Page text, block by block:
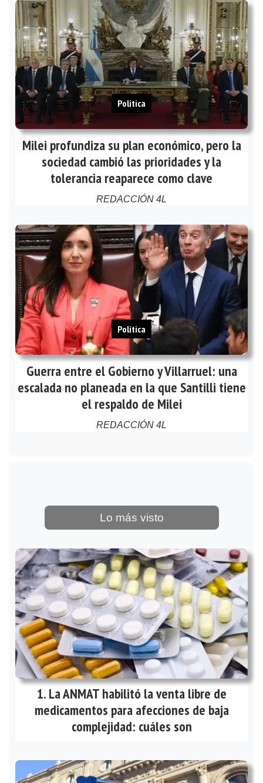
Milei profundiza su plan económico, pero la
sociedad cambió las prioridades y la
tolerancia reaparece como clave
REDACCIÓN 4L
Política
Guerra entre el Gobierno y Villarruel: una
escalada no planeada en la que Santilli tiene
el respaldo de Milei
REDACCIÓN 4L
Política
Lo más visto
La ANMAT habilitó la venta libre de
medicamentos para afecciones de baja
complejidad: cuáles son